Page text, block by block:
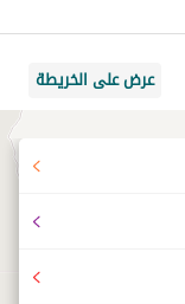
عرض على الخريطة